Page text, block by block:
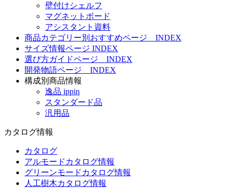
壁付けシェルフ
マグネットボード
アシスタント資料
商品カテゴリー別おすすめページ INDEX
サイズ情報ページ INDEX
選び方ガイドページ INDEX
開発物語ページ INDEX
構成別商品情報
逸品 ippin
スタンダード品
汎用品
カタログ情報
カタログ
アルモードカタログ情報
グリーンモードカタログ情報
人工樹木カタログ情報